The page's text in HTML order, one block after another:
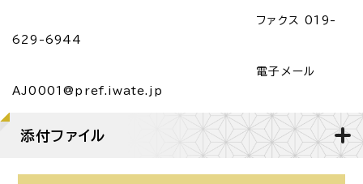
ファクス 019-
629-6944
電子メール
AJ0001@pref.iwate.jp
添付ファイル